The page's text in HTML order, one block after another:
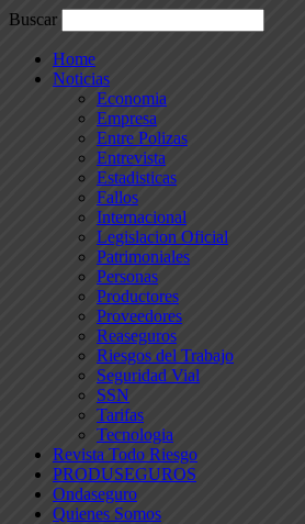
Buscar
Home
Noticias
Economia
Empresa
Entre Polizas
Entrevista
Estadisticas
Fallos
Internacional
Legislacion Oficial
Patrimoniales
Personas
Productores
Proveedores
Reaseguros
Riesgos del Trabajo
Seguridad Vial
SSN
Tarifas
Tecnologia
Revista Todo Riesgo
PRODUSEGUROS
Ondaseguro
Quienes Somos